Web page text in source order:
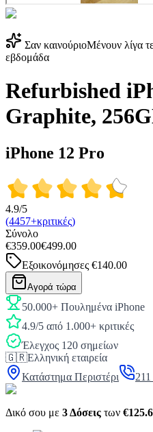
Σαν καινούριοΜένουν λίγα
εβδομάδα
Refurbished
Graphite,
iPhone 12 Pro
4.9/5
(4457+κριτικές)
Σύνολο
€359.00€499.00
Εξοικονόμησες €140.00
Αγορά τώρα
50.000+ Πουλημένα iPhone
4.9/5 από 1.000+ κριτικές
Έλεγχος 120 σημείων
🇬🇷Ελληνική εταιρεία
Κατάστημα Περιστέρι
Δικό σου με 3 Δόσεις των